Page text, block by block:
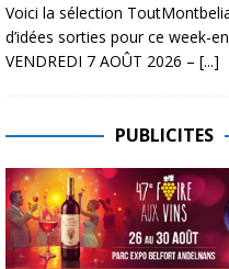
Voici la sélection
d’idées sorties pour ce week-
VENDREDI 7 AOÛT 2026 – [...]
PUBLICITES